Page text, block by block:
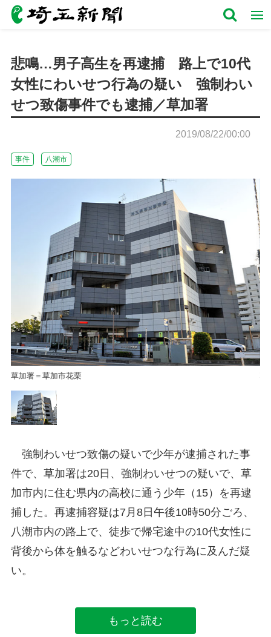
悲鳴…男子高生を再逮捕 路上で10代
女性にわいせつ行為の疑い 強制わい
せつ致傷事件でも逮捕／草加署
2019/08/22/00:00
事件 八潮市
草加署＝草加市花栗
強制わいせつ致傷の疑いで少年が逮捕された事
件で、草加署は20日、強制わいせつの疑いで、草
加市内に住む県内の高校に通う少年（15）を再逮
捕した。再逮捕容疑は7月8日午後10時50分ごろ、
八潮市内の路上で、徒歩で帰宅途中の10代女性に
背後から体を触るなどわいせつな行為に及んだ疑
い。
もっと読む